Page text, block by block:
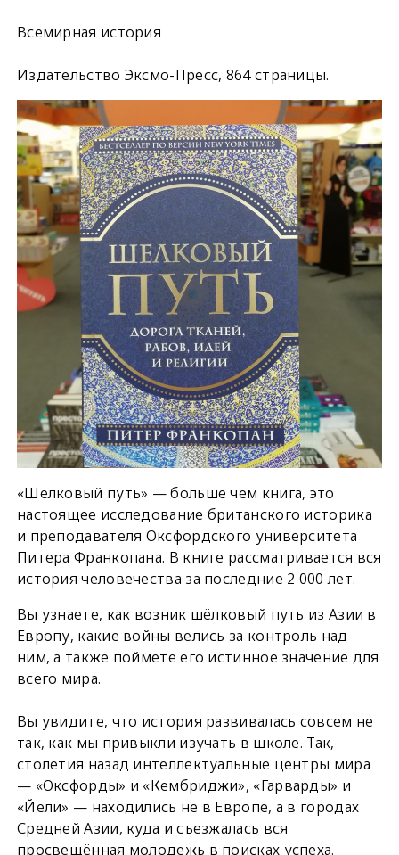
Всемирная история
Издательство Эксмо-Пресс, 864 страницы.
«Шелковый путь» — больше чем книга, это
настоящее исследование британского историка
и преподавателя Оксфордского университета
Питера Франкопана. В книге рассматривается вся
история человечества за последние 2 000 лет.
Вы узнаете, как возник шёлковый путь из Азии в
Европу, какие войны велись за контроль над
ним, а также поймете его истинное значение для
всего мира.
Вы увидите, что история развивалась совсем не
так, как мы привыкли изучать в школе. Так,
столетия назад интеллектуальные центры мира
— «Оксфорды» и «Кембриджи», «Гарварды» и
«Йели» — находились не в Европе, а в городах
Средней Азии, куда и съезжалась вся
просвещённая молодежь в поисках успеха.